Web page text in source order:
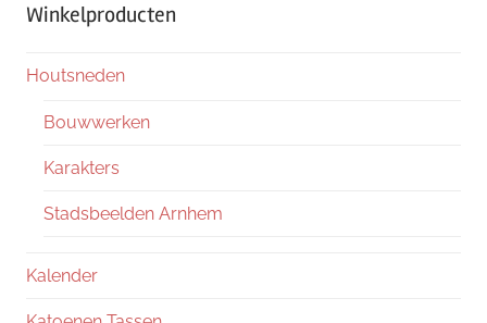
Winkelproducten
Houtsneden
Bouwwerken
Karakters
Stadsbeelden Arnhem
Kalender